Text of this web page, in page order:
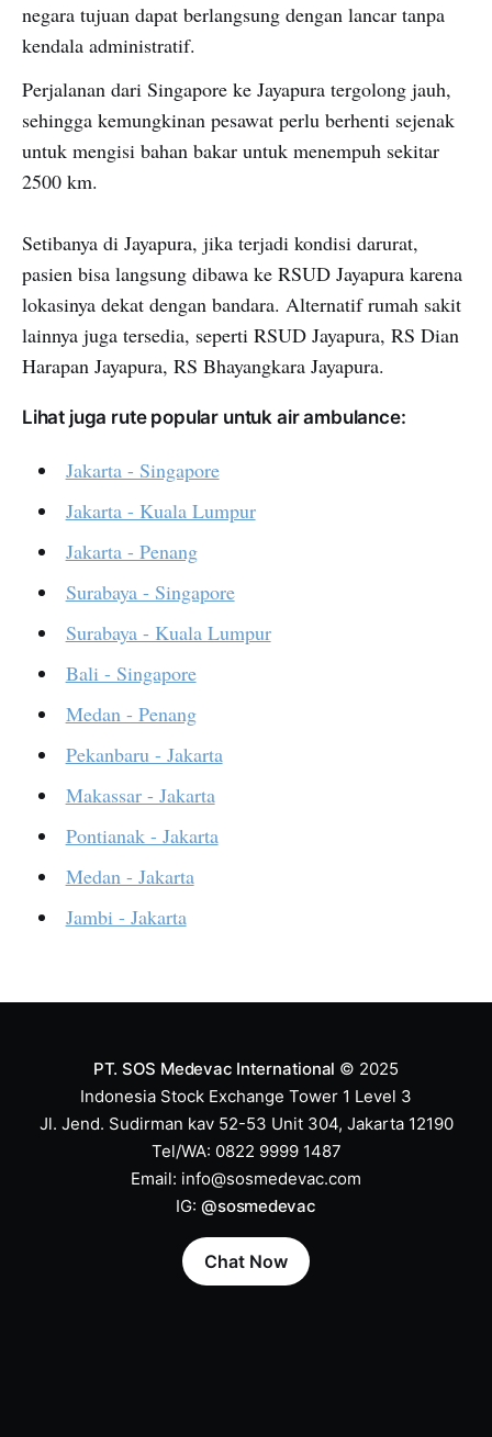
negara tujuan dapat berlangsung dengan lancar tanpa
kendala administratif.
Perjalanan dari Singapore ke Jayapura tergolong jauh,
sehingga kemungkinan pesawat perlu berhenti sejenak
untuk mengisi bahan bakar untuk menempuh sekitar
2500 km.
Setibanya di Jayapura, jika terjadi kondisi darurat,
pasien bisa langsung dibawa ke RSUD Jayapura karena
lokasinya dekat dengan bandara. Alternatif rumah sakit
lainnya juga tersedia, seperti RSUD Jayapura, RS Dian
Harapan Jayapura, RS Bhayangkara Jayapura.
Lihat juga rute popular untuk air ambulance:
Jakarta - Singapore
Jakarta - Kuala Lumpur
Jakarta - Penang
Surabaya - Singapore
Surabaya - Kuala Lumpur
Bali - Singapore
Medan - Penang
Pekanbaru - Jakarta
Makassar - Jakarta
Pontianak - Jakarta
Medan - Jakarta
Jambi - Jakarta
PT. SOS Medevac International © 2025
Indonesia Stock Exchange Tower 1 Level 3
Jl. Jend. Sudirman kav 52-53 Unit 304, Jakarta 12190
Tel/WA: 0822 9999 1487
Email: info@sosmedevac.com
IG:@sosmedevac
Chat Now